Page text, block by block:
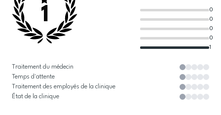
1
1
0
0
0
0
Traitement du médecin
Temps d'attente
Traitement des employés de la clinique
État de la clinique